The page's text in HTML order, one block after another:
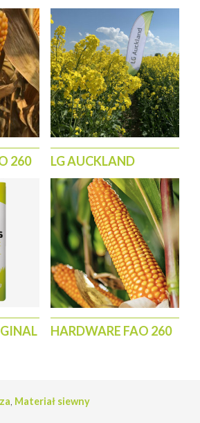
260 LG AUCKLAND
HARDWARE FAO 260
, Materiał siewny